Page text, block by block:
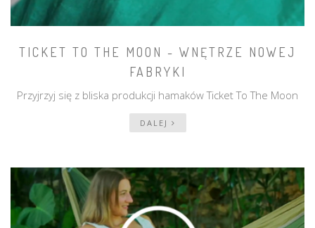
TICKET TO THE MOON - WNĘTRZE NOWEJ
FABRYKI
Przyjrzyj się z bliska produkcji hamaków Ticket To The Moon
DALEJ